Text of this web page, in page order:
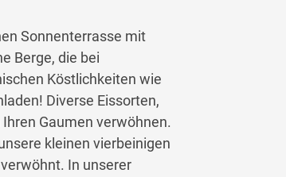
Sonnenterrasse mit
Berge, die bei
Köstlichkeiten wie
Diverse Eissorten,
Gaumen verwöhnen.
kleinen vierbeinigen
In unserer